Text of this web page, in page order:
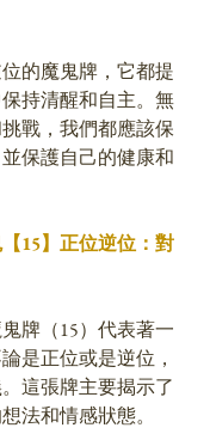
的魔鬼牌，它都提
持清醒和自主。無
戰，我們都應該保
保護自己的健康和
【15】正位逆位：對
牌（15）代表著一
是正位或是逆位，
這張牌主要揭示了
法和情感狀態。